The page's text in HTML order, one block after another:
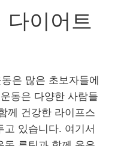
다이어트
은 많은 초보자들에
동은 다양한 사람들
께 건강한 라이프스
고 있습니다. 여기서